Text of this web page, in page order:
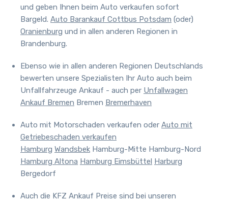
und geben Ihnen beim Auto verkaufen sofort
Bargeld. Auto Barankauf Cottbus Potsdam (oder)
Oranienburg und in allen anderen Regionen in
Brandenburg.
Ebenso wie in allen anderen Regionen Deutschlands
bewerten unsere Spezialisten Ihr Auto auch beim
Unfallfahrzeuge Ankauf - auch per Unfallwagen
Ankauf Bremen Bremen Bremerhaven
Auto mit Motorschaden verkaufen oder Auto mit
Getriebeschaden verkaufen
Hamburg Wandsbek Hamburg-Mitte Hamburg-Nord
Hamburg Altona Hamburg Eimsbüttel Harburg
Bergedorf
Auch die KFZ Ankauf Preise sind bei unseren